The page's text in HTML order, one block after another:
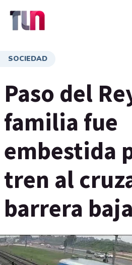
SOCIEDAD
Paso del
familia fue
embestida
tren al
barrera baja